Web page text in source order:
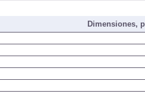
Dimensiones,